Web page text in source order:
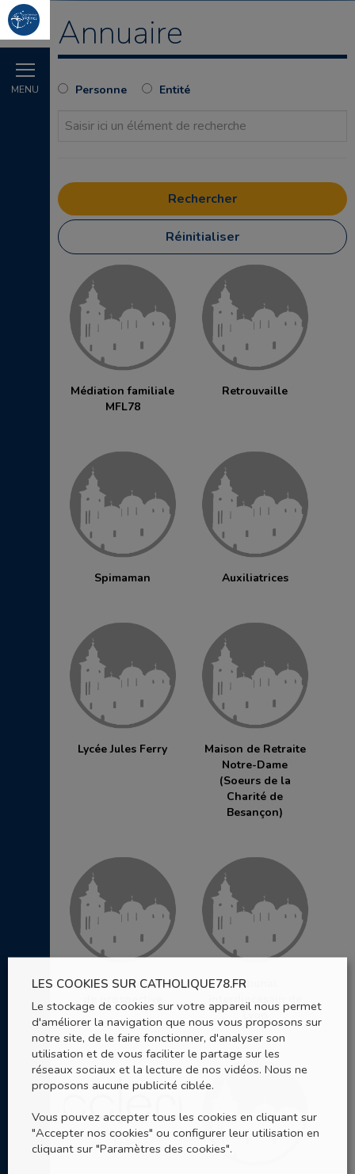
MENU
Annuaire
Personne Entité
Réinitialiser
Médiation familiale
MFL78
Retrouvaille
Spimaman Auxiliatrices
Lycée Jules Ferry
Maison de Retraite
Notre-Dame
(Soeurs de la
Charité de
Besançon)
Equipe diocésaine
de prospective
Tribunal
interdiocésain de
Lyon
LES COOKIES SUR CATHOLIQUE78.FR
Le stockage de cookies sur votre appareil nous permet
d'améliorer la navigation que nous vous proposons sur
notre site, de le faire fonctionner, d'analyser son
utilisation et de vous faciliter le partage sur les
réseaux sociaux et la lecture de nos vidéos. Nous ne
proposons aucune publicité ciblée.
Vous pouvez accepter tous les cookies en cliquant sur
"Accepter nos cookies" ou configurer leur utilisation en
cliquant sur "Paramètres des cookies".